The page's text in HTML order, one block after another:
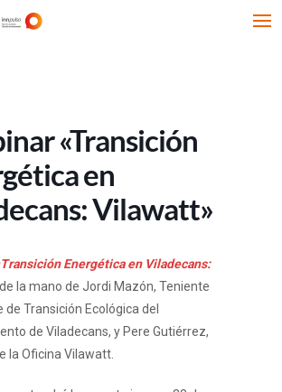
«Transición
en
Vilawatt»
Energética en Viladecans:
la mano de Jordi Mazón, Teniente
de Transición Ecológica del
de Viladecans, y Pere Gutiérrez,
la Oficina Vilawatt.